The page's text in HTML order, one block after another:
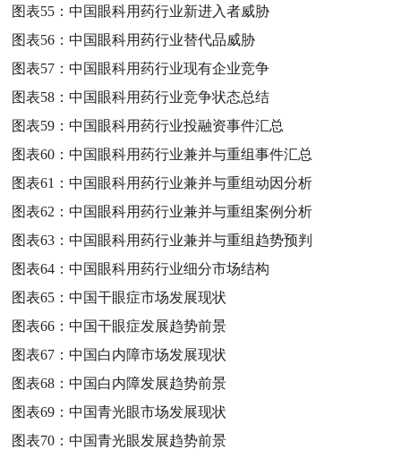
图表55：中国眼科用药行业新进入者威胁
图表56：中国眼科用药行业替代品威胁
图表57：中国眼科用药行业现有企业竞争
图表58：中国眼科用药行业竞争状态总结
图表59：中国眼科用药行业投融资事件汇总
图表60：中国眼科用药行业兼并与重组事件汇总
图表61：中国眼科用药行业兼并与重组动因分析
图表62：中国眼科用药行业兼并与重组案例分析
图表63：中国眼科用药行业兼并与重组趋势预判
图表64：中国眼科用药行业细分市场结构
图表65：中国干眼症市场发展现状
图表66：中国干眼症发展趋势前景
图表67：中国白内障市场发展现状
图表68：中国白内障发展趋势前景
图表69：中国青光眼市场发展现状
图表70：中国青光眼发展趋势前景